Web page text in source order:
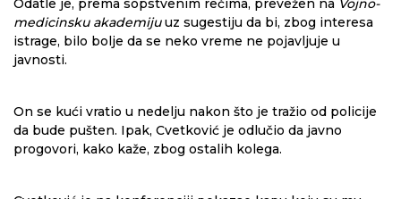
Odatle je, prema sopstvenim rečima, prevežen na Vojno-
medicinsku akademijuuz sugestiju da bi, zbog interesa
istrage, bilo bolje da se neko vreme ne pojavljuje u
javnosti.
On se kući vratio u nedelju nakon što je tražio od policije
da bude pušten. Ipak, Cvetković je odlučio da javno
progovori, kako kaže, zbog ostalih kolega.